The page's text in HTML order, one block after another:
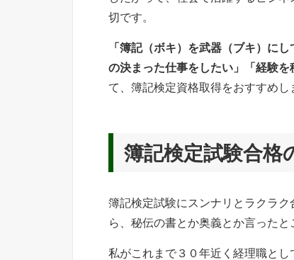
切です。
「簿記（ボキ）を武器（ブキ）に
の決まった仕事をしたい」「経験を
て、簿記検定資格取得をおすすめし
簿記検定試験合格
簿記検定試験にスンナリとラクラ
ら、秘伝の書とか奥義とか言ったと
私がこれまで３０年近く経理職と